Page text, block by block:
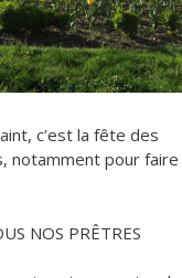
c’est la fête des
notamment pour
NOS PRÊTRES